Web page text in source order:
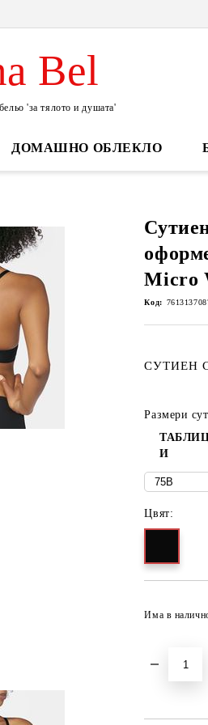
Bel
'за тялото и душата'
ДОМАШНО ОБЛЕКЛО
Micro
Код:
СУТИЕН
Размери
И
Цвят:
Има в